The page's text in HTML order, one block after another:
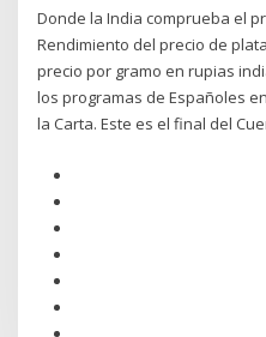
Donde la India comprueba el
Rendimiento del precio de
precio por gramo en rupias
los programas de Españoles
la Carta. Este es el final del